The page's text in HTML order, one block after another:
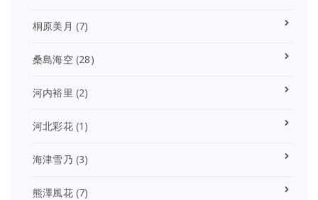
桐原美月 (7)
桑島海空(28)
河内裕里 (2)
河北彩花(1)
海津雪乃 (3)
熊澤風花(7)